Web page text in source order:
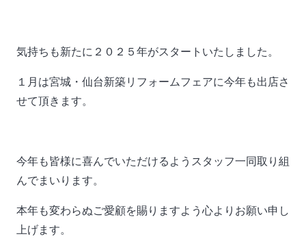
気持ちも新たに２０２５年がスタートいたしました。
１月は宮城・仙台新築リフォームフェアに今年も出店さ
せて頂きます。
今年も皆様に喜んでいただけるようスタッフ一同取り組
んでまいります。
本年も変わらぬご愛顧を賜りますよう心よりお願い申し
上げます。